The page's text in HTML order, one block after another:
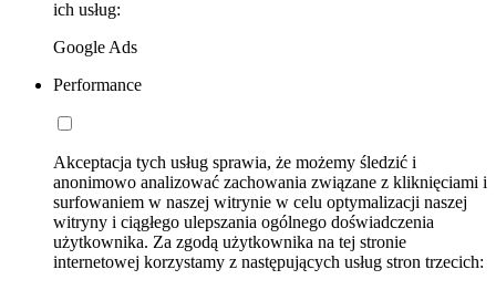
ich usług:
Google Ads
Performance
Akceptacja tych usług sprawia, że możemy śledzić i
anonimowo analizować zachowania związane z kliknięciami i
surfowaniem w naszej witrynie w celu optymalizacji naszej
witryny i ciągłego ulepszania ogólnego doświadczenia
użytkownika. Za zgodą użytkownika na tej stronie
internetowej korzystamy z następujących usług stron trzecich: